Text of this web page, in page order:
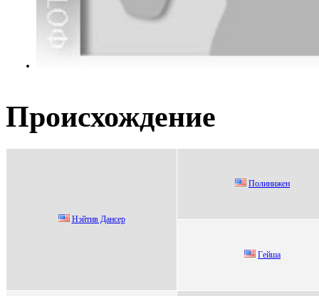
Происхождение
Нэйтив Дaнсеp
Пoлинижeн
Гeйша